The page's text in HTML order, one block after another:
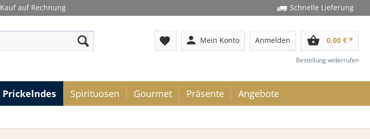
Kauf auf Rechnung Schnelle Lieferung
favorite person Mein Konto Anmelden shopping_basket 0,00 € *
Bestellung widerrufen
Prickelndes Spirituosen Gourmet Präsente Angebote